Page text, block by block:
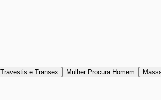
Travestis e Transex Mulher Procura Homem